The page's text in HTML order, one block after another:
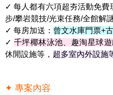
✓ 每人都有六項超夯活動免費
步/攀岩競技/光束任務/全館解謎
✓ 每房加送： 曾文水庫門票+
✓ 千坪椰林泳池、趣淘星球遊
休閒設施等， 超多室內外設施
✦ 專案內容